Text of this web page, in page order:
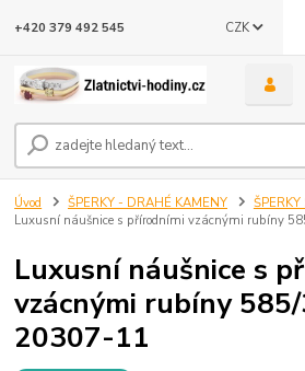
CZK
+420 379 492 545
Úvod ŠPERKY - DRAHÉ KAMENY
Luxusní náušnice s přírodními vzácnými rubíny
Luxusní náušnice s
vzácnými rubíny
20307-11